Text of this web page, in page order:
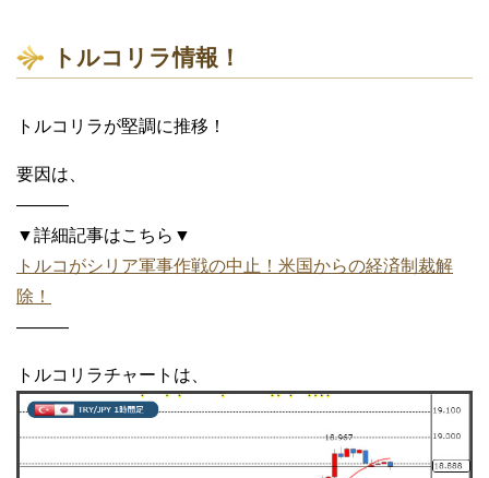
トルコリラ情報！
トルコリラが堅調に推移！
要因は、
———
▼詳細記事はこちら▼
トルコがシリア軍事作戦の中止！米国からの経済制裁解
除！
———
トルコリラチャートは、